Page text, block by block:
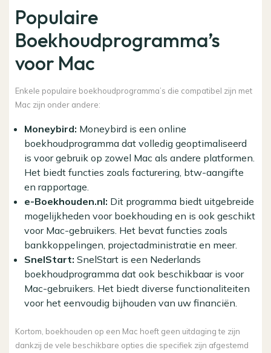
Populaire
Boekhoudprogramma’s
voor Mac
Enkele populaire boekhoudprogramma’s die compatibel zijn met
Mac zijn onder andere:
Moneybird: Moneybird is een online
boekhoudprogramma dat volledig geoptimaliseerd
is voor gebruik op zowel Mac als andere platformen.
Het biedt functies zoals facturering, btw-aangifte
en rapportage.
e-Boekhouden.nl: Dit programma biedt uitgebreide
mogelijkheden voor boekhouding en is ook geschikt
voor Mac-gebruikers. Het bevat functies zoals
bankkoppelingen, projectadministratie en meer.
SnelStart: SnelStart is een Nederlands
boekhoudprogramma dat ook beschikbaar is voor
Mac-gebruikers. Het biedt diverse functionaliteiten
voor het eenvoudig bijhouden van uw financiën.
Kortom, boekhouden op een Mac hoeft geen uitdaging te zijn
dankzij de vele beschikbare opties die specifiek zijn afgestemd